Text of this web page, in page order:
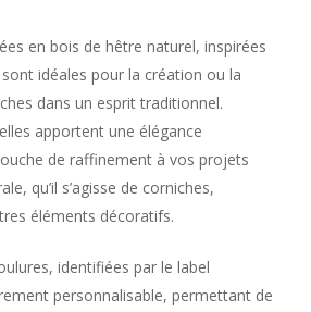
en bois de hêtre naturel, inspirées
idéales pour la création ou la
dans un esprit traditionnel.
apportent une élégance
de raffinement à vos projets
qu’il s’agisse de corniches,
éléments décoratifs.
identifiées par le label
personnalisable, permettant de